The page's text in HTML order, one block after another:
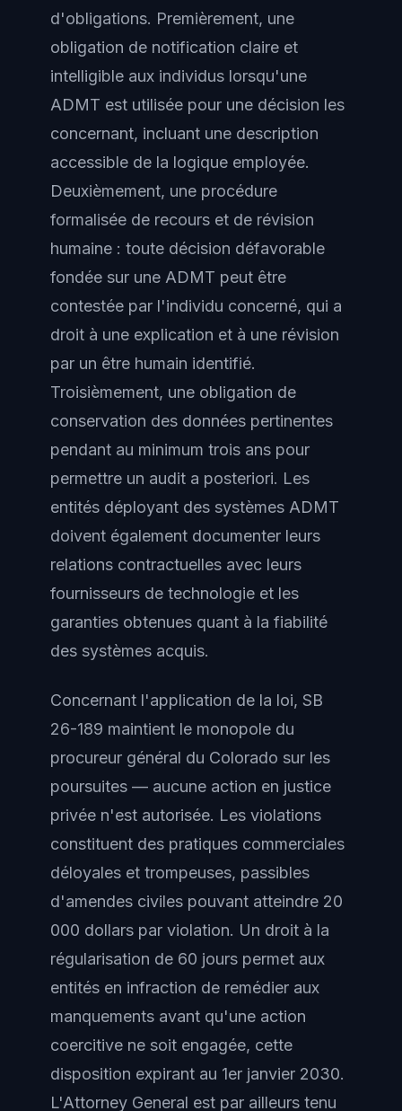
d'obligations. Premièrement, une
obligation de notification claire et
intelligible aux individus lorsqu'une
ADMT est utilisée pour une décision les
concernant, incluant une description
accessible de la logique employée.
Deuxièmement, une procédure
formalisée de recours et de révision
humaine : toute décision défavorable
fondée sur une ADMT peut être
contestée par l'individu concerné, qui a
droit à une explication et à une révision
par un être humain identifié.
Troisièmement, une obligation de
conservation des données pertinentes
pendant au minimum trois ans pour
permettre un audit a posteriori. Les
entités déployant des systèmes ADMT
doivent également documenter leurs
relations contractuelles avec leurs
fournisseurs de technologie et les
garanties obtenues quant à la fiabilité
des systèmes acquis.
Concernant l'application de la loi, SB
26-189 maintient le monopole du
procureur général du Colorado sur les
poursuites — aucune action en justice
privée n'est autorisée. Les violations
constituent des pratiques commerciales
déloyales et trompeuses, passibles
d'amendes civiles pouvant atteindre 20
000 dollars par violation. Un droit à la
régularisation de 60 jours permet aux
entités en infraction de remédier aux
manquements avant qu'une action
coercitive ne soit engagée, cette
disposition expirant au 1er janvier 2030.
L'Attorney General est par ailleurs tenu